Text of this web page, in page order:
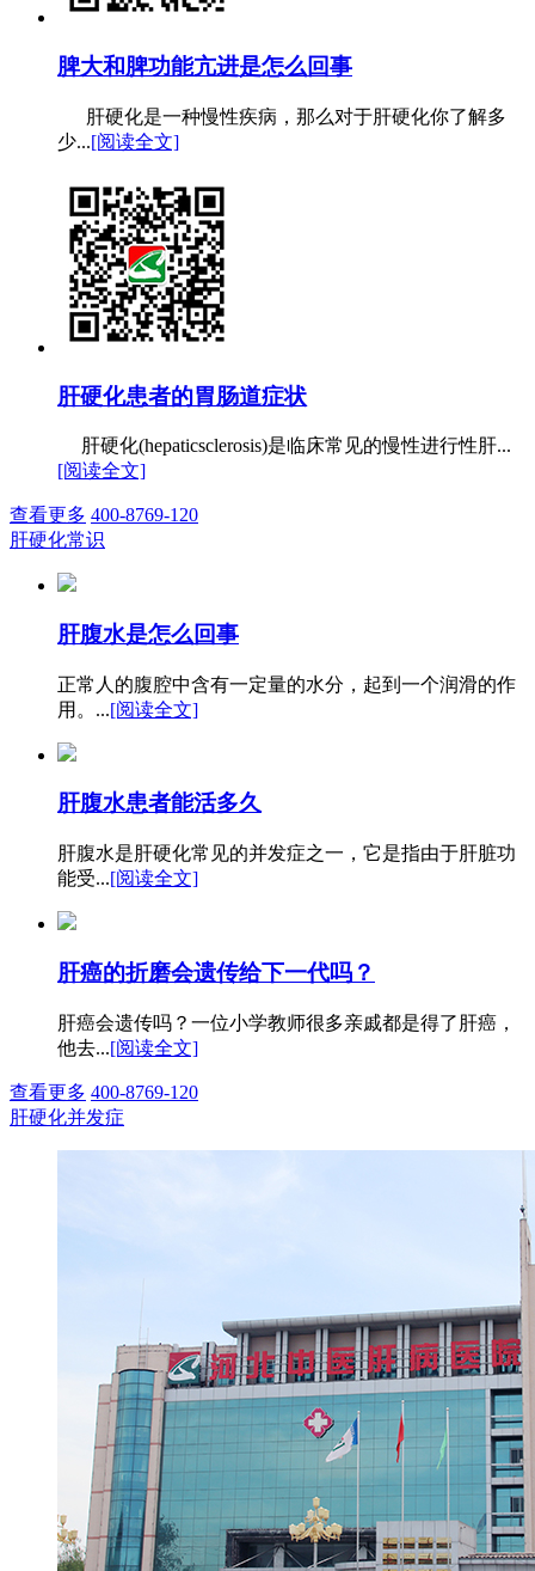
脾大和脾功能亢进是怎么回事
肝硬化是一种慢性疾病，那么对于肝硬化你了解多
少...[阅读全文]
肝硬化患者的胃肠道症状
肝硬化(hepaticsclerosis)是临床常见的慢性进行性肝...
[阅读全文]
查看更多 400-8769-120
肝硬化常识
肝腹水是怎么回事
正常人的腹腔中含有一定量的水分，起到一个润滑的作
用。...[阅读全文]
肝腹水患者能活多久
肝腹水是肝硬化常见的并发症之一，它是指由于肝脏功
能受...[阅读全文]
肝癌的折磨会遗传给下一代吗？
肝癌会遗传吗？一位小学教师很多亲戚都是得了肝癌，
他去...[阅读全文]
查看更多 400-8769-120
肝硬化并发症